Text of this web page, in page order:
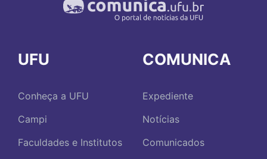
UFU
Conheça a UFU
Campi
Faculdades e Institutos
COMUNICA
Expediente
Notícias
Comunicados